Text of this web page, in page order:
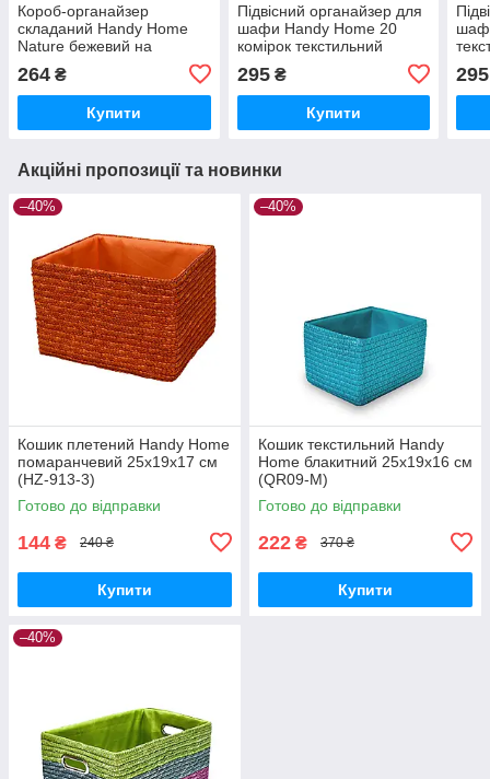
Короб-органайзер
складаний Handy Home
Nature бежевий на
(ESH22M)
264 ₴
Купити
Підвісний органайзер для
шафи Handy Home 20
комірок текстильний
органайзер для одягу та
взуття 44×135 см (ASH-09)
295₴
Купити
295
Акційні пропозиції та новинки
–40%
Кошик плетений Handy Home
помаранчевий 25х19х17 см
(HZ-913-3)
Готово до відправки
144 ₴ 240 ₴
Купити
–40%
Кошик текстильний Handy
Home блакитний 25х19х16 см
(QR09-M)
Готово до відправки
222 ₴ 370 ₴
Купити
–40%